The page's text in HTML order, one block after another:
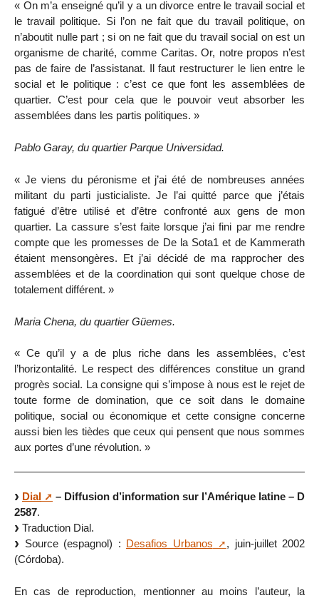
« On m’a enseigné qu’il y a un divorce entre le travail social et
le travail politique. Si l’on ne fait que du travail politique, on
n’aboutit nulle part ; si on ne fait que du travail social on est un
organisme de charité, comme Caritas. Or, notre propos n’est
pas de faire de l’assistanat. Il faut restructurer le lien entre le
social et le politique : c’est ce que font les assemblées de
quartier. C’est pour cela que le pouvoir veut absorber les
assemblées dans les partis politiques. »
Pablo Garay, du quartier Parque Universidad.
« Je viens du péronisme et j’ai été de nombreuses années
militant du parti justicialiste. Je l’ai quitté parce que j’étais
fatigué d’être utilisé et d’être confronté aux gens de mon
quartier. La cassure s’est faite lorsque j’ai fini par me rendre
compte que les promesses de De la Sota1 et de Kammerath
étaient mensongères. Et j’ai décidé de ma rapprocher des
assemblées et de la coordination qui sont quelque chose de
totalement différent. »
Maria Chena, du quartier Güemes.
« Ce qu’il y a de plus riche dans les assemblées, c’est
l’horizontalité. Le respect des différences constitue un grand
progrès social. La consigne qui s’impose à nous est le rejet de
toute forme de domination, que ce soit dans le domaine
politique, social ou économique et cette consigne concerne
aussi bien les tièdes que ceux qui pensent que nous sommes
aux portes d’une révolution. »
Dial
– Diffusion d’information sur l’Amérique latine – D
2587.
Traduction Dial.
Source (espagnol) : Desafios Urbanos
, juin-juillet 2002
(Córdoba).
En cas de reproduction, mentionner au moins l’auteur, la